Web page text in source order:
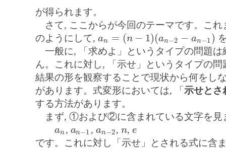
が得られます。
さて, ここからが今回のテーマです。こ
のようにして, an = (n − 1)(an−2 − an−1)
an=( −1) a n−2 −an −1 )
一般に, 「求めよ」というタイプの問題は
ん。これに対し, 「示せ」というタイプの
結果の形を観察することで現状から何をし
があります。式変形においては, 「 示せとさ
する方法があります。
まず, ①および②に含まれている文字を見
an
an , an−1
an−1 , an−2
an−2 , n
n ,e
e
です。これに対し「示せ」とされる式に含